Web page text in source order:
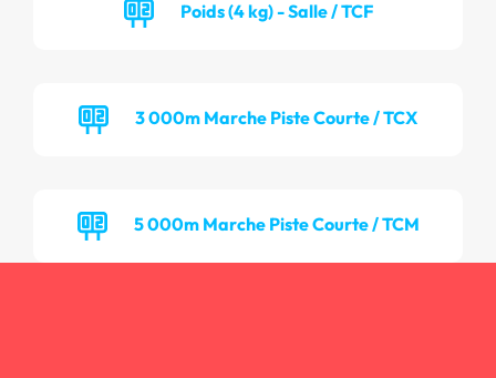
Poids (4 kg) - Salle / TCF
3 000m Marche Piste Courte / TCX
5 000m Marche Piste Courte / TCM